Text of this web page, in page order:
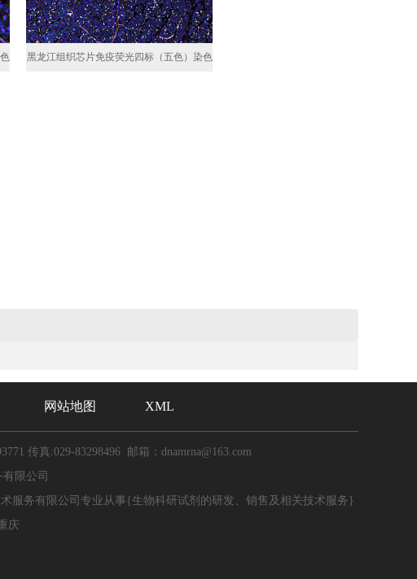
黑龙江组织芯片免疫荧光四标（五色）染色
网站地图 XML
传真:029-83298496 邮箱：dnamrna@163.com
限公司
务有限公司专业从事{生物科研试剂的研发、销售及相关技术服务}
庆